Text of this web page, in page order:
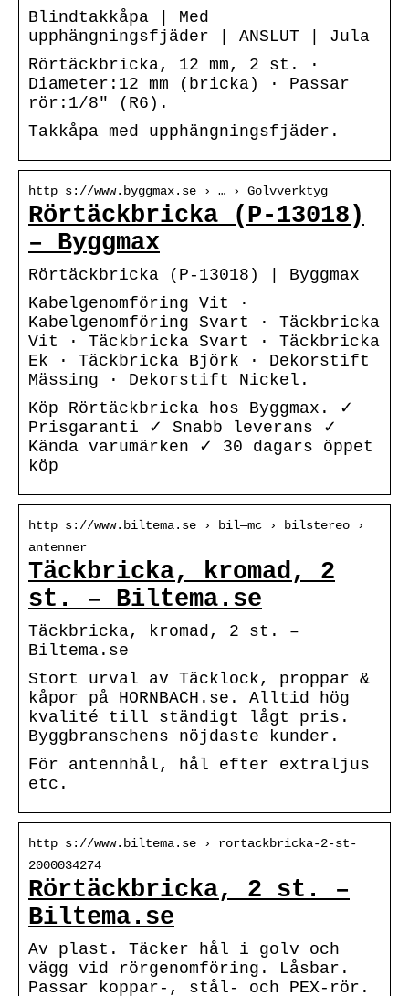
Blindtakkåpa | Med
upphängningsfjäder | ANSLUT | Jula
Rörtäckbricka, 12 mm, 2 st. ·
Diameter:12 mm (bricka) · Passar
rör:1/8″ (R6).
Takkåpa med upphängningsfjäder.
http s://www.byggmax.se › … › Golvverktyg
Rörtäckbricka (P-13018)
– Byggmax
Rörtäckbricka (P-13018) | Byggmax
Kabelgenomföring Vit ·
Kabelgenomföring Svart · Täckbricka
Vit · Täckbricka Svart · Täckbricka
Ek · Täckbricka Björk · Dekorstift
Mässing · Dekorstift Nickel.
Köp Rörtäckbricka hos Byggmax. ✓
Prisgaranti ✓ Snabb leverans ✓
Kända varumärken ✓ 30 dagars öppet
köp
http s://www.biltema.se › bil—mc › bilstereo ›
antenner
Täckbricka, kromad, 2
st. – Biltema.se
Täckbricka, kromad, 2 st. –
Biltema.se
Stort urval av Täcklock, proppar &
kåpor på HORNBACH.se. Alltid hög
kvalité till ständigt lågt pris.
Byggbranschens nöjdaste kunder.
För antennhål, hål efter extraljus
etc.
http s://www.biltema.se › rortackbricka-2-st-
2000034274
Rörtäckbricka, 2 st. –
Biltema.se
Av plast. Täcker hål i golv och
vägg vid rörgenomföring. Låsbar.
Passar koppar-, stål- och PEX-rör.